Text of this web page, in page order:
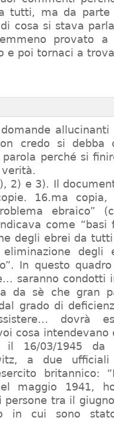
tutti, ma da parte
cosa si stava
provato a
e poi tornaci a
credo si debba
parola perché si
2) e 3). Il
16.ma copia,
ebraico”
come “basi
degli ebrei da
degli
In questo
saranno condotti
da sè che gran
grado di
dovrà
cosa intendevano
il 16/03/1945
a due
britannico:
maggio 1941,
persone tra il
in cui sono